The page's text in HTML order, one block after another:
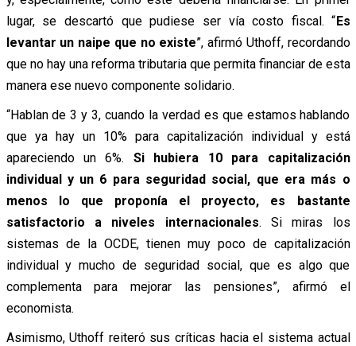
lugar, se descartó que pudiese ser vía costo fiscal. “Es
levantar un naipe que no existe”, afirmó Uthoff, recordando
que no hay una reforma tributaria que permita financiar de esta
manera ese nuevo componente solidario.
“Hablan de 3 y 3, cuando la verdad es que estamos hablando
que ya hay un 10% para capitalización individual y está
apareciendo un 6%. Si hubiera 10 para capitalización
individual y un 6 para seguridad social, que era más o
menos lo que proponía el proyecto, es bastante
satisfactorio a niveles internacionales. Si miras los
sistemas de la OCDE, tienen muy poco de capitalización
individual y mucho de seguridad social, que es algo que
complementa para mejorar las pensiones”, afirmó el
economista.
Asimismo, Uthoff reiteró sus críticas hacia el sistema actual